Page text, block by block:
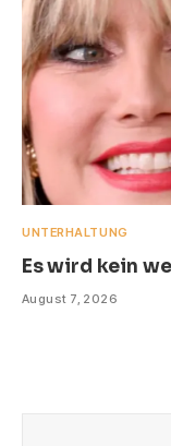
UNTERHALTUNG
Es wird kein
August 7, 2026